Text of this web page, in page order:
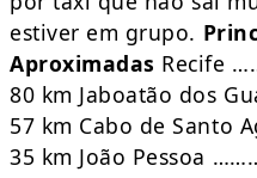
estiver em grupo.
Aproximadas Recife
80 km Jaboatão dos
57 km Cabo de
35 km João Pessoa